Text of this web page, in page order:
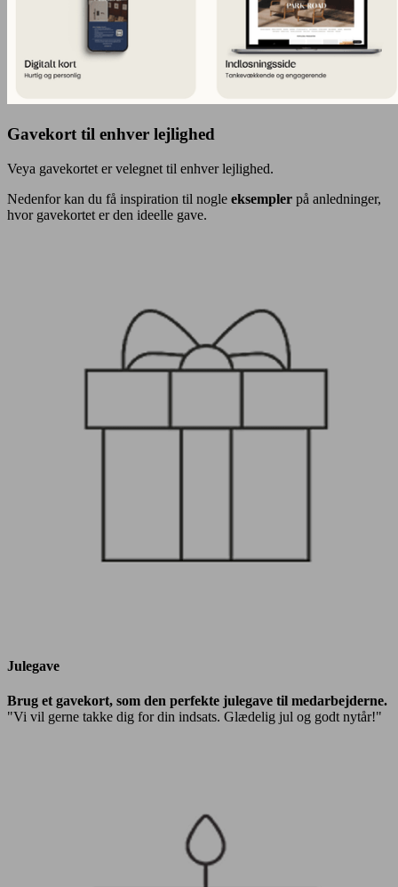
Gavekort til enhver lejlighed
Veya gavekortet er velegnet til enhver lejlighed.
Nedenfor kan du få inspiration til nogle eksempler på anledninger,
hvor gavekortet er den ideelle gave.
Julegave
Brug et gavekort, som den perfekte julegave til medarbejderne.
"Vi vil gerne takke dig for din indsats. Glædelig jul og godt nytår!"